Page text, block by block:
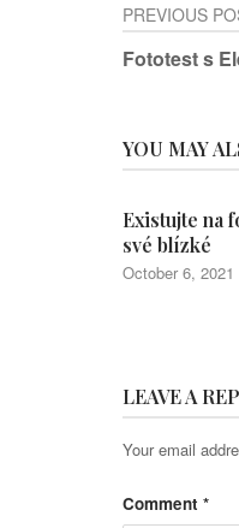
Post
PREVIOUS
Fototest s
YOU MAY
Existujte na
své blízké
October 6, 2021
LEAVE A
Your email
Comment *